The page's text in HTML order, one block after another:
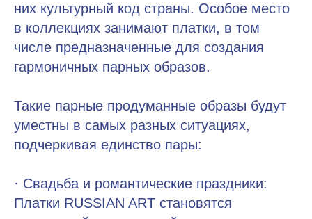
них культурный код страны. Особое место
в коллекциях занимают платки, в том
числе предназначенные для создания
гармоничных парных образов.
Такие парные продуманные образы будут
уместны в самых разных ситуациях,
подчеркивая единство пары:
· Свадьба и романтические праздники:
Платки RUSSIAN ART становятся